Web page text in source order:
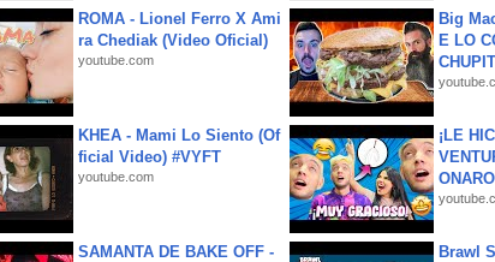
ROMA - Lionel Ferro X Ami
ra Chediak (Video Oficial)
youtube.com
Big
E LO
KHEA - Mami Lo Siento (Of
ficial Video) #VYFT
youtube.com
¡LE
SAMANTA DE BAKE OFF -
Brawl